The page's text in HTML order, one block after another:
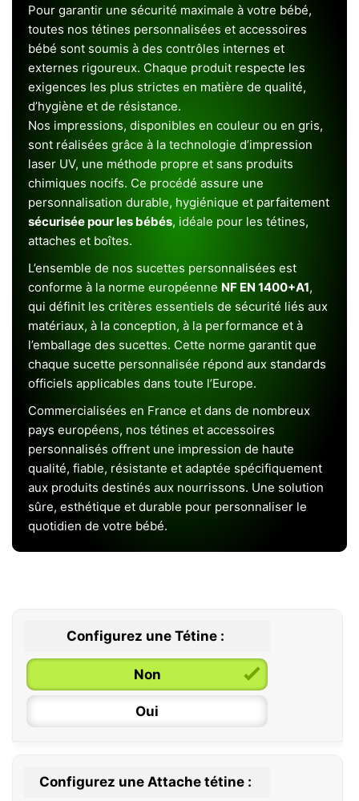
Pour garantir une sécurité maximale à votre bébé,
toutes nos tétines personnalisées et accessoires
bébé sont soumis à des contrôles internes et
externes rigoureux. Chaque produit respecte les
exigences les plus strictes en matière de qualité,
d’hygiène et de résistance.
Nos impressions, disponibles en couleur ou en gris,
sont réalisées grâce à la technologie d’impression
laser UV, une méthode propre et sans produits
chimiques nocifs. Ce procédé assure une
personnalisation durable, hygiénique et parfaitement
sécurisée pour les bébés, idéale pour les tétines,
attaches et boîtes.
L’ensemble de nos sucettes personnalisées est
conforme à la norme européenne NF EN 1400+A1,
qui définit les critères essentiels de sécurité liés aux
matériaux, à la conception, à la performance et à
l’emballage des sucettes. Cette norme garantit que
chaque sucette personnalisée répond aux standards
officiels applicables dans toute l’Europe.
Commercialisées en France et dans de nombreux
pays européens, nos tétines et accessoires
personnalisés offrent une impression de haute
qualité, fiable, résistante et adaptée spécifiquement
aux produits destinés aux nourrissons. Une solution
sûre, esthétique et durable pour personnaliser le
quotidien de votre bébé.
Configurez une Tétine :
Non
Oui
0 / 6 mois
Configurez une Attache tétine :